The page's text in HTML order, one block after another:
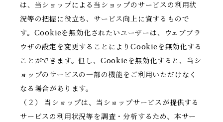
は、当ショップによる当ショップのサービスの利用状
況等の把握に役立ち、サービス向上に資するもので
す。Cookieを無効化されたいユーザーは、ウェブブラ
ウザの設定を変更することによりCookieを無効化する
ことができます。但し、Cookieを無効化すると、当シ
ョップのサービスの一部の機能をご利用いただけなく
なる場合があります。
（２） 当ショップは、当ショップサービスが提供する
サービスの利用状況等を調査・分析するため、本サー